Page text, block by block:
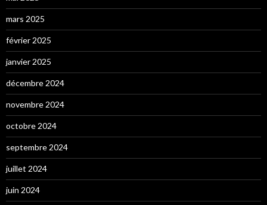
mars 2025
février 2025
janvier 2025
décembre 2024
novembre 2024
octobre 2024
septembre 2024
juillet 2024
juin 2024